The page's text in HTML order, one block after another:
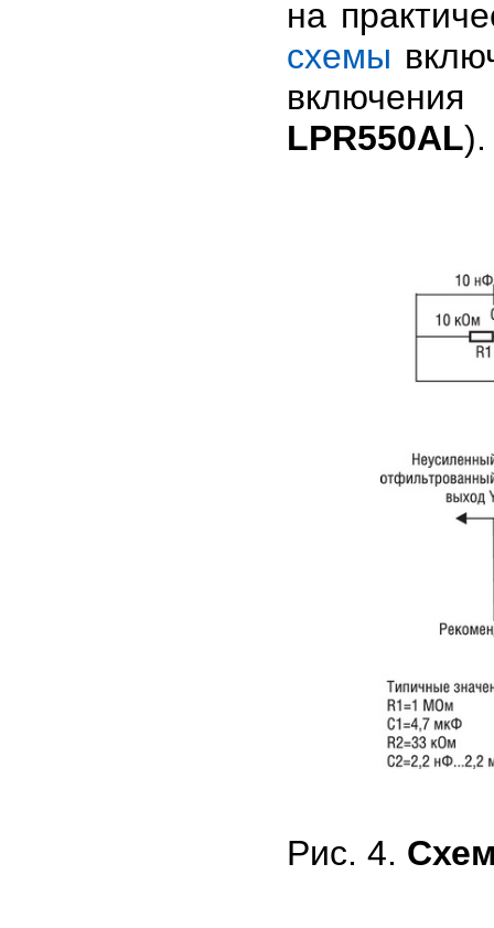
на
схемы
LPR550AL).
Рис. 4.